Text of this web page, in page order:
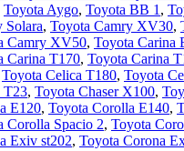
Toyota Aygo, Toyota BB 1 ,
Solara, Toyota Camry XV30,
Camry XV50, Toyota Carina
Carina T170, Toyota Carina
Toyota Celica T180, Toyota
T23, Toyota Chaser X100,
E120, Toyota Corolla E140,
Corolla Spacio 2, Toyota
Exiv st202, Toyota Corona